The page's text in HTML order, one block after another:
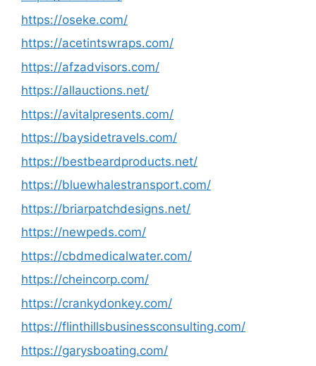
https://oseke.com/
https://acetintswraps.com/
https://afzadvisors.com/
https://allauctions.net/
https://avitalpresents.com/
https://baysidetravels.com/
https://bestbeardproducts.net/
https://bluewhalestransport.com/
https://briarpatchdesigns.net/
https://newpeds.com/
https://cbdmedicalwater.com/
https://cheincorp.com/
https://crankydonkey.com/
https://flinthillsbusinessconsulting.com/
https://garysboating.com/